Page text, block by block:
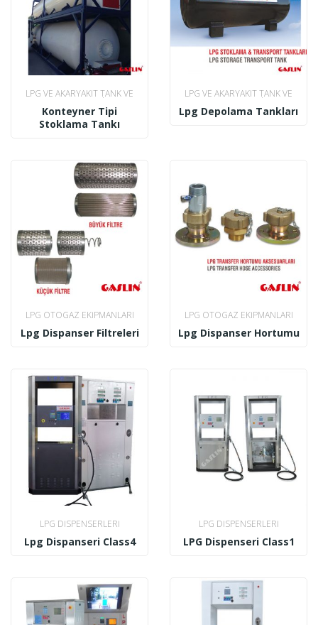
LPG VE AKARYAKIT TANK VE
TANKERLERI
Konteyner Tipi
Stoklama Tankı
LPG VE AKARYAKIT TANK VE
TANKERLERI
Lpg Depolama Tankları
LPG OTOGAZ EKIPMANLARI
Lpg Dispanser Filtreleri
LPG OTOGAZ EKIPMANLARI
Lpg Dispanser Hortumu
LPG DISPENSERLERI
Lpg Dispanseri Class4
LPG DISPENSERLERI
LPG Dispenseri Class1